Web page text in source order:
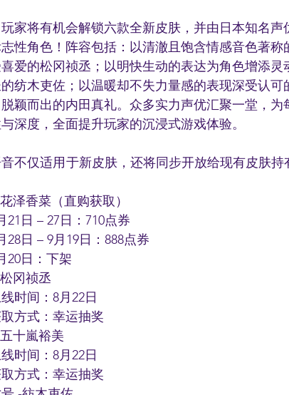
家将有机会解锁六款全新皮肤，并由日本知名
性角色！阵容包括：以清澈且饱含情感音色著
爱的松冈祯丞；以明快生动的表达为角色增添
纺木吏佐；以温暖却不失力量感的表现深受认
颖而出的内田真礼。众多实力声优汇聚一堂，
深度，全面提升玩家的沉浸式游戏体验。
不仅适用于新皮肤，还将同步开放给现有皮肤
泽香菜（直购获取）
21日 – 27日：710点券
28日 – 9月19日：888点券
20日：下架
冈祯丞
时间：8月22日
方式：幸运抽奖
十嵐裕美
时间：8月22日
方式：幸运抽奖